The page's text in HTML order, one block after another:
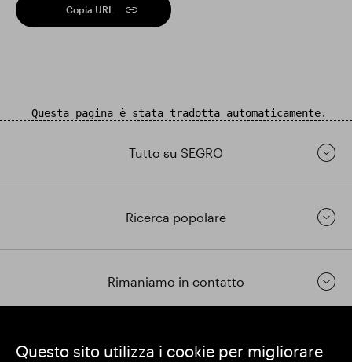
Questo sito utilizza i cookie per migliorare
Copia URL
Questa pagina è stata tradotta automaticamente.
Tutto su SEGRO
Ricerca popolare
Rimaniamo in contatto
https://www.linkedin.com/
https://www.youtube.com/
https://twitter.com/